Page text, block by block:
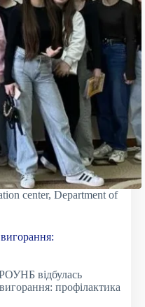
center, Department of
РОУНБ відбулась
профілактика